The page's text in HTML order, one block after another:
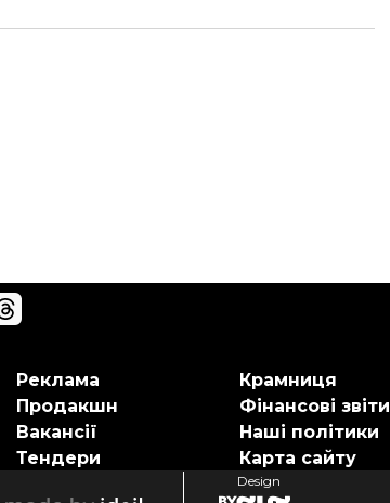
Реклама
Продакшн
Вакансії
Тендери
Крамниця
Фінансові звіти
Наші політики
Карта сайту
Design